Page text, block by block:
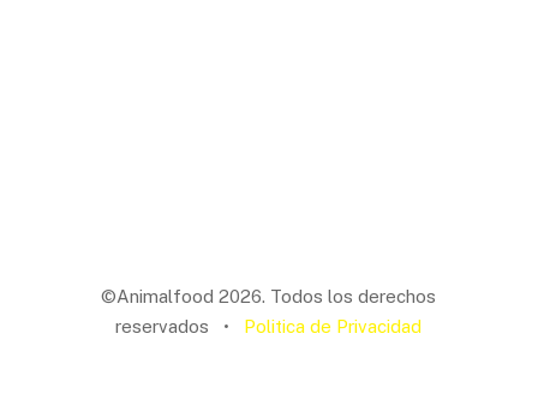
©Animalfood 2026. Todos los derechos
reservados • Politica de Privacidad